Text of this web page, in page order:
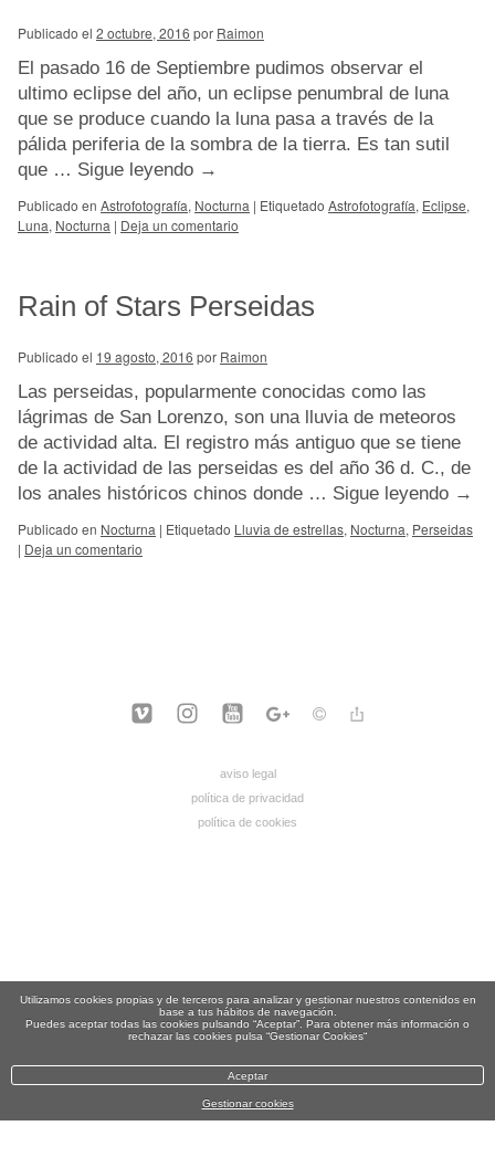
Publicado el 2 octubre, 2016 por Raimon
El pasado 16 de Septiembre pudimos observar el
ultimo eclipse del año, un eclipse penumbral de luna
que se produce cuando la luna pasa a través de la
pálida periferia de la sombra de la tierra. Es tan sutil
que … Sigue leyendo →
Publicado en Astrofotografía, Nocturna | Etiquetado Astrofotografía, Eclipse,
Luna, Nocturna | Deja un comentario
Rain of Stars Perseidas
Publicado el 19 agosto, 2016 por Raimon
Las perseidas, popularmente conocidas como las
lágrimas de San Lorenzo, son una lluvia de meteoros
de actividad alta. El registro más antiguo que se tiene
de la actividad de las perseidas es del año 36 d. C., de
los anales históricos chinos donde … Sigue leyendo →
Publicado en Nocturna | Etiquetado Lluvia de estrellas, Nocturna, Perseidas
| Deja un comentario
aviso legal
política de privacidad
política de cookies
Utilizamos cookies propias y de terceros para analizar y gestionar nuestros contenidos en
base a tus hábitos de navegación.
Puedes aceptar todas las cookies pulsando “Aceptar”. Para obtener más información o
rechazar las cookies pulsa “Gestionar Cookies“
Aceptar
Gestionar cookies